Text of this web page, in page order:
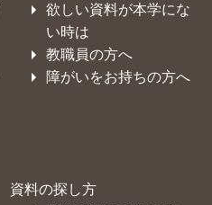
欲しい資料が本学にな
い時は
教職員の方へ
障がいをお持ちの方へ
資料の探し方